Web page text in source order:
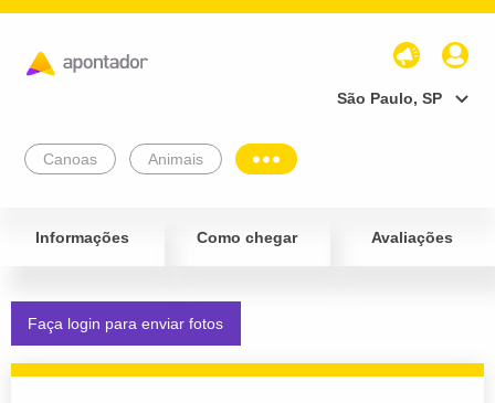
São Paulo, SP
Canoas Animais
Informações Como chegar Avaliações
Faça login para enviar fotos